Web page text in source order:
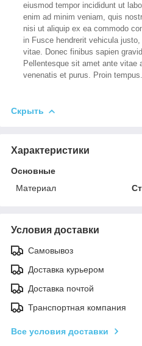
eiusmod tempor incididunt ut
enim ad minim veniam, quis
nisi ut aliquip ex ea commodo
in Fusce hendrerit vehicula
vitae. Donec finibus sapien
Pellentesque sit amet ante vitae
venenatis et purus. Proin tempus.
Скрыть
Характеристики
Основные
Материал
Условия доставки
Самовывоз
Доставка курьером
Доставка почтой
Транспортная компания
Все условия доставки